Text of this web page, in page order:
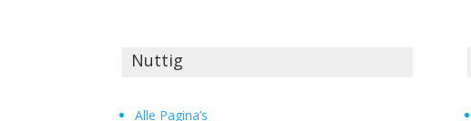
Nuttig
Alle Pagina’s